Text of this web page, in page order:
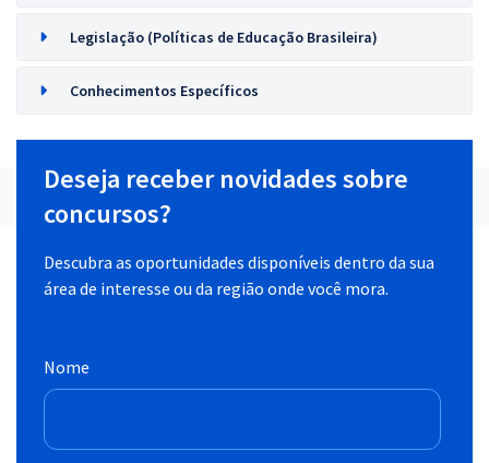
Legislação (Políticas de Educação Brasileira)
Conhecimentos Específicos
Deseja receber novidades sobre
concursos?
Descubra as oportunidades disponíveis dentro da sua
área de interesse ou da região onde você mora.
Nome